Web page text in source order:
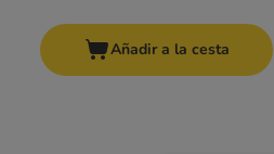
Añadir a la cesta